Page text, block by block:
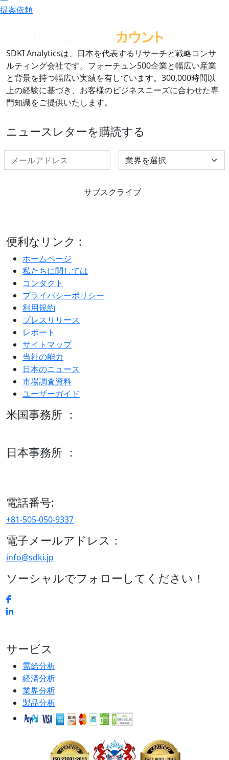
提案依頼
SDKI Analyticsは、日本を代表するリサーチと戦略コンサ
ルティング会社です。フォーチュン500企業と幅広い産業
と背景を持つ幅広い実績を有しています。300,000時間以
上の経験に基づき、お客様のビジネスニーズに合わせた専
門知識をご提供いたします。
ニュースレターを購読する
Select Industry
サブスクライブ
便利なリンク :
ホームページ
私たちに関しては
コンタクト
プライバシーポリシー
利用規約
プレスリリース
レポート
サイトマップ
当社の能力
日本のニュース
市場調査資料
ユーザーガイド
米国事務所 ：
日本事務所 ：
電話番号:
+81-505-050-9337
電子メールアドレス：
info@sdki.jp
ソーシャルでフォローしてください！
サービス
需給分析
経済分析
業界分析
製品分析